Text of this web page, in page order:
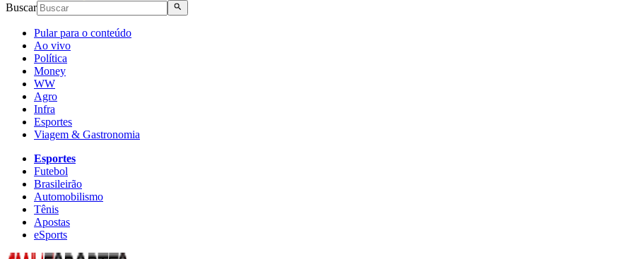
Buscar
Pular para o conteúdo
Ao vivo
Política
Money
WW
Agro
Infra
Esportes
Viagem & Gastronomia
Esportes
Futebol
Brasileirão
Automobilismo
Tênis
Apostas
eSports